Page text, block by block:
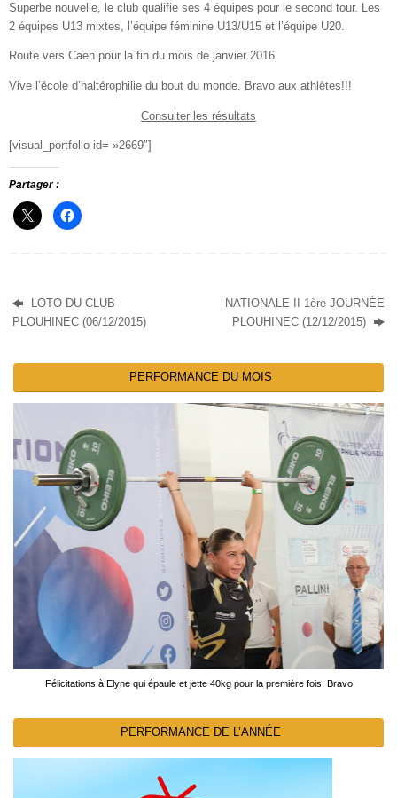
Superbe nouvelle, le club qualifie ses 4 équipes pour le second tour. Les
2 équipes U13 mixtes, l’équipe féminine U13/U15 et l’équipe U20.
Route vers Caen pour la fin du mois de janvier 2016
Vive l’école d’haltérophilie du bout du monde. Bravo aux athlètes!!!
Consulter les résultats
[visual_portfolio id= »2669″]
Partager :
LOTO DU CLUB
PLOUHINEC (06/12/2015)
NATIONALE II 1ère JOURNÉE
PLOUHINEC (12/12/2015)
PERFORMANCE DU MOIS
Félicitations à Elyne qui épaule et jette 40kg pour la première fois. Bravo
PERFORMANCE DE L’ANNÉE